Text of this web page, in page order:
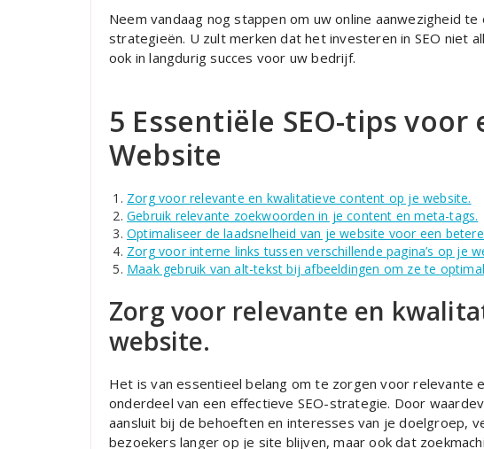
Neem vandaag nog stappen om uw online aanwezigheid
strategieën. U zult merken dat het investeren in SEO niet
ook in langdurig succes voor uw bedrijf.
5 Essentiële SEO-tips voor
Website
Zorg voor relevante en kwalitatieve content op je website.
Gebruik relevante zoekwoorden in je content en meta-tags.
Optimaliseer de laadsnelheid van je website voor een
Zorg voor interne links tussen verschillende pagina’s op je
Maak gebruik van alt-tekst bij afbeeldingen om ze te
Zorg voor relevante en
website.
Het is van essentieel belang om te zorgen voor relevante
onderdeel van een effectieve SEO-strategie. Door
aansluit bij de behoeften en interesses van je doelgroep,
bezoekers langer op je site blijven, maar ook dat